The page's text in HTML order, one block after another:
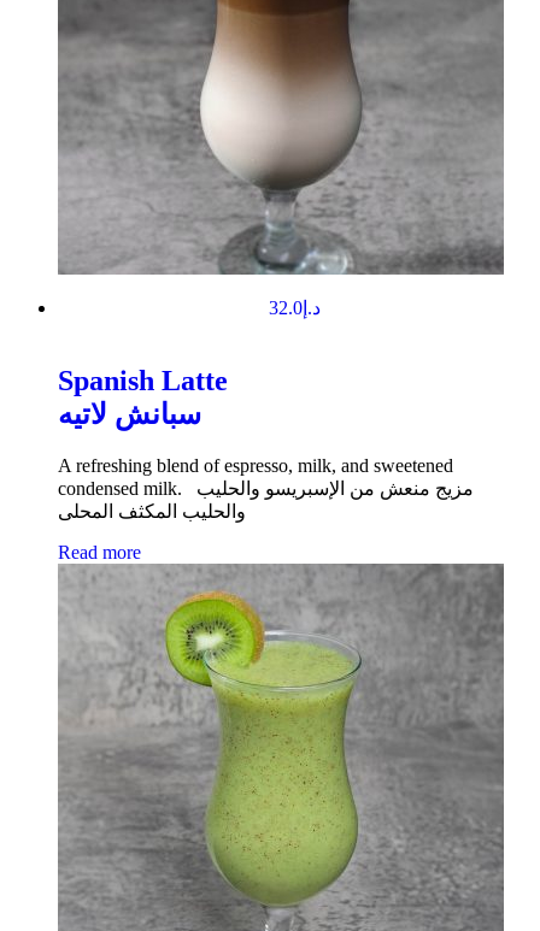
د.إ32.0
Spanish Latte
سبانش لاتيه
A refreshing blend of espresso, milk, and sweetened
condensed milk. مزيج منعش من الإسبريسو والحليب
والحليب المكثف المحلى
Read more